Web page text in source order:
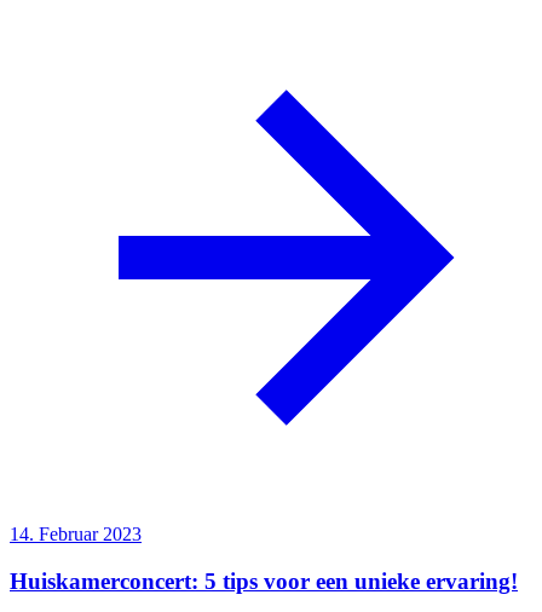
14. Februar 2023
Huiskamerconcert: 5 tips voor een unieke ervaring!